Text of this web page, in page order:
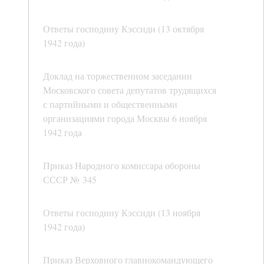
Ответы господину Кэссиди (13 октября
1942 года)
Доклад на торжественном заседании
Московского совета депутатов трудящихся
с партийными и общественными
организациями города Москвы 6 ноября
1942 года
Приказ Народного комиссара обороны
СССР № 345
Ответы господину Кэссиди (13 ноября
1942 года)
Приказ Верховного главнокомандующего